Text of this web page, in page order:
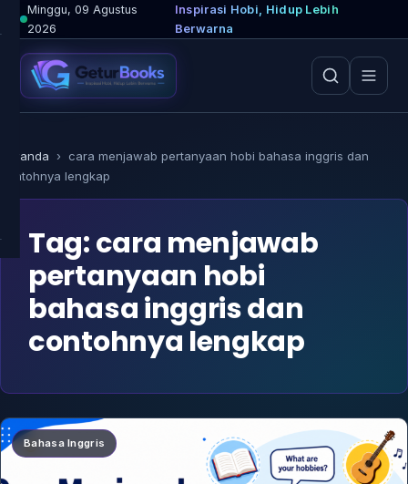
Lewati
ke
konten
Minggu, 09 Agustus
2026
Inspirasi Hobi, Hidup Lebih
Berwarna
Beranda ›
cara menjawab pertanyaan hobi bahasa inggris dan
contohnya lengkap
Tag:cara menjawab
pertanyaan hobi
bahasa inggris dan
contohnya lengkap
Bahasa Inggris